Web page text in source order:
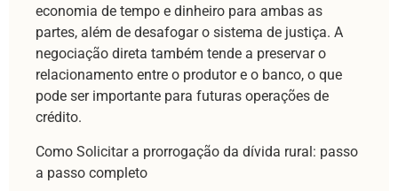
economia de tempo e dinheiro para ambas as
partes, além de desafogar o sistema de justiça. A
negociação direta também tende a preservar o
relacionamento entre o produtor e o banco, o que
pode ser importante para futuras operações de
crédito.
Como Solicitar a prorrogação da dívida rural: passo
a passo completo